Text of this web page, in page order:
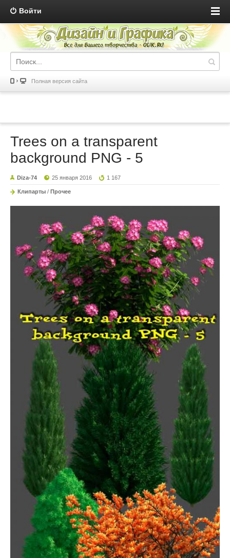
Войти
Полная версия сайта
Trees on a transparent
background PNG - 5
Diza-74 25 января 2016 1 167
Клипарты / Прочее